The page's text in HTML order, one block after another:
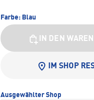
Farbe: Blau
IN DEN
IM SHOP
Ausgewählter Shop